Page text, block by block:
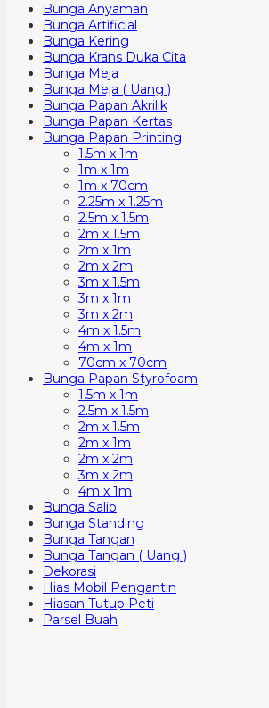
Bunga Anyaman
Bunga Artificial
Bunga Kering
Bunga Krans Duka Cita
Bunga Meja
Bunga Meja ( Uang )
Bunga Papan Akrilik
Bunga Papan Kertas
Bunga Papan Printing
1.5m x 1m
1m x 1m
1m x 70cm
2.25m x 1.25m
2.5m x 1.5m
2m x 1.5m
2m x 1m
2m x 2m
3m x 1.5m
3m x 1m
3m x 2m
4m x 1.5m
4m x 1m
70cm x 70cm
Bunga Papan Styrofoam
1.5m x 1m
2.5m x 1.5m
2m x 1.5m
2m x 1m
2m x 2m
3m x 2m
4m x 1m
Bunga Salib
Bunga Standing
Bunga Tangan
Bunga Tangan ( Uang )
Dekorasi
Hias Mobil Pengantin
Hiasan Tutup Peti
Parsel Buah